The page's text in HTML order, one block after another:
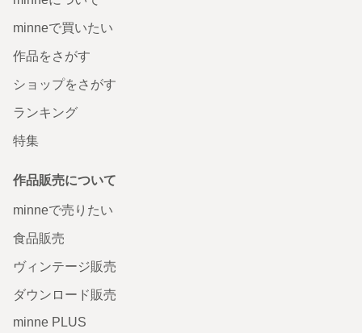
minneで買いたい
作品をさがす
ショップをさがす
ランキング
特集
作品販売について
minneで売りたい
食品販売
ヴィンテージ販売
ダウンロード販売
minne PLUS